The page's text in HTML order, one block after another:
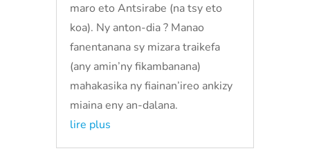
maro eto Antsirabe (na tsy eto
koa). Ny anton-dia ? Manao
fanentanana sy mizara traikefa
(any amin’ny fikambanana)
mahakasika ny fiainan’ireo ankizy
miaina eny an-dalana.
lire plus